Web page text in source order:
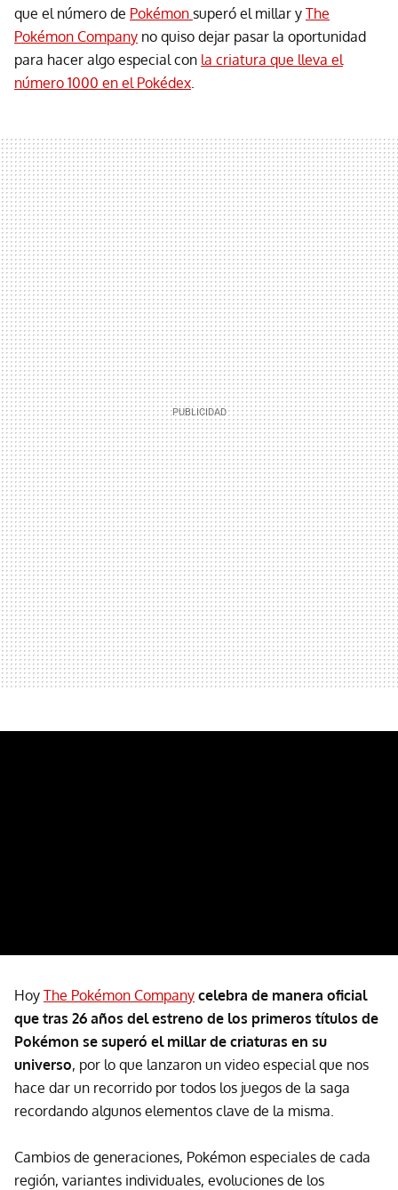
que el número de Pokémon superó el millar y The
Pokémon Company no quiso dejar pasar la oportunidad
para hacer algo especial con la criatura que lleva el
número 1000 en el Pokédex
Hoy The Pokémon Company celebra de manera oficial
que tras 26 años del estreno de los primeros títulos de
Pokémon se superó el millar de criaturas en su
universo, por lo que lanzaron un video especial que nos
hace dar un recorrido por todos los juegos de la saga
recordando algunos elementos clave de la misma.
Cambios de generaciones, Pokémon especiales de cada
región, variantes individuales, evoluciones de los